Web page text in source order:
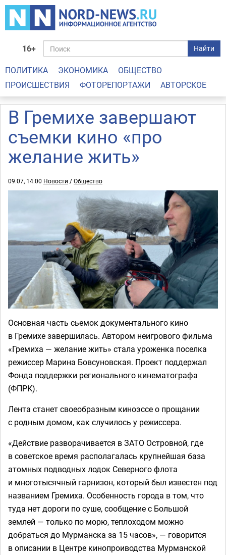
16+ Найти
ПОЛИТИКА ЭКОНОМИКА
ОБЩЕСТВО
ПРОИСШЕСТВИЯ
ФОТОРЕПОРТАЖИ АВТОРСКОЕ
В Гремихе завершают
съемки кино «про
желание жить»
09.07, 14:00 Новости /Общество
Основная часть сьемок документального кино
в Гремихе завершилась. Автором неигрового фильма
«Гремиха — желание жить» стала уроженка поселка
режиссер Марина Бовсуновская. Проект поддержал
Фонда поддержки регионального кинематографа
(ФПРК).
Лента станет своеобразным киноэссе о прощании
с родным домом, как случилось у режиссера.
«Действие разворачивается в ЗАТО Островной, где
в советское время располагалась крупнейшая база
атомных подводных лодок Северного флота
и многотысячный гарнизон, который был известен под
названием Гремиха. Особенность города в том, что
туда нет дороги по суше, сообщение с Большой
землей — только по морю, теплоходом можно
добраться до Мурманска за 15 часов», — говорится
в описании в Центре кинопроиводства Мурманской